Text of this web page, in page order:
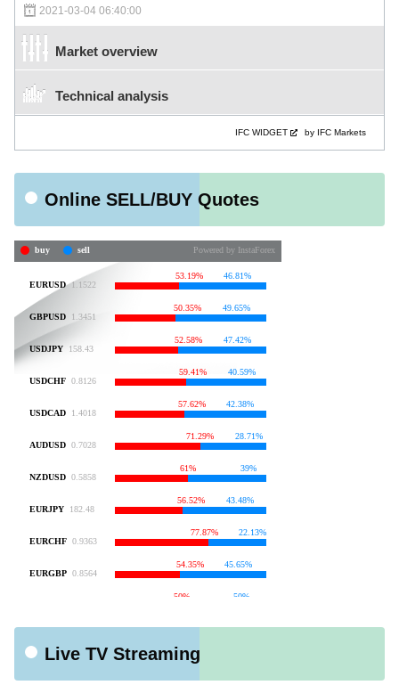
2021-03-04 06:40:00
Market overview
Technical analysis
IFC WIDGET by IFC Markets
Online SELL/BUY Quotes
Live TV Streaming